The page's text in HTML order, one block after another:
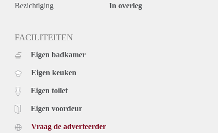
Heerlijk wonen in hartje Haarlem! Openbaar vervoer stopt
loopafstand! Kale huurprijs € 1200,- exclusief Servicekosten
155,- Totale huurprijs is € 1.355,- inclusief.
schrijven op www.nuWoonruimte.nl en schrijf je motivatie in
een email naar info@nuwoonruimte.nl
Bezichtiging In overleg
FACILITEITEN
Eigen badkamer
Eigen keuken
Eigen toilet
Eigen voordeur
Vraag de adverteerder